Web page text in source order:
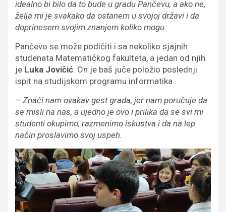
idealno bi bilo da to bude u gradu Pančevu, a ako ne,
želja mi je svakako da ostanem u svojoj državi i da
doprinesem svojim znanjem koliko mogu.
Pančevo se može podičiti i sa nekoliko sjajnih
studenata Matematičkog fakulteta, a jedan od njih
je Luka Jovičić. On je baš juče položio poslednji
ispit na studijskom programu informatika.
– Znači nam ovakav gest grada, jer nam poručuje da
se misli na nas, a ujedno je ovo i prilika da se svi mi
studenti okupimo, razmenimo iskustva i da na lep
način proslavimo svoj uspeh.